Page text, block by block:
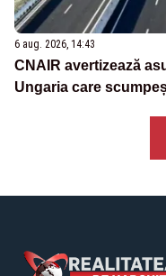
6 aug. 2026, 14:43
CNAIR avertizează
Ungaria care